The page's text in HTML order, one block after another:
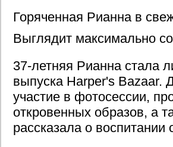
Горяченная Рианна в
Выглядит максимально
37-летняя Рианна стала
выпуска Harper's Bazaar.
участие в фотосессии,
откровенных образов, а
рассказала о